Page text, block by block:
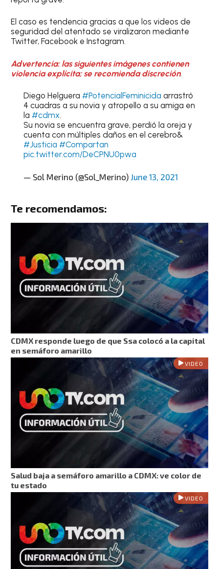
El caso es tendencia gracias a que los videos de
seguridad del atentado se viralizaron mediante
Twitter, Facebook e Instagram.
Advertencia: las siguientes imágenes contienen
violencia explícita; se recomienda discreción.
Diego Helguera #PotencialFeminicida arrastró
4 cuadras a su novia y atropello a su amiga en
la #cdmx.
Su novia se encuentra grave, perdió la oreja y
cuenta con múltiples daños en el cerebro&
#Justicia #Compartan
pic.twitter.com/DeCPNU0pwa
— Sol Merino (@Sol_Merino) June 13, 2021
Te recomendamos:
CDMX responde luego de que Ssa colocó a la capital
en semáforo amarillo
VIDEO
Salud baja a semáforo amarillo a CDMX: ve color de
tu estado
VIDEO